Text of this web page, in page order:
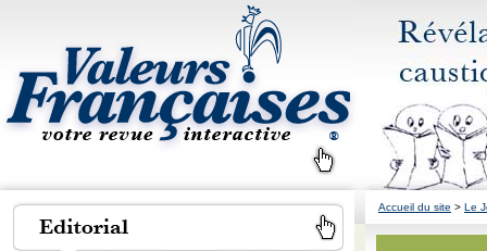
Accueil du site > Le